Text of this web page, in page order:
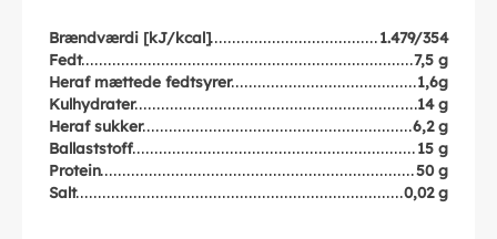
Brændværdi [kJ/kcal]
1.479/354
Fedt
7,5 g
Heraf mættede fedtsyrer
1,6g
Kulhydrater
14 g
Heraf sukker
6,2 g
Ballaststoff
15 g
Protein
50 g
Salt
0,02 g